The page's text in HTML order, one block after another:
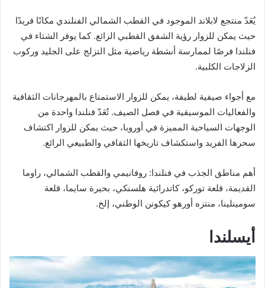
يُعَدّ منتجع لابلاند الموجود في القطب الشمالي الفنلندي مكانًا فريدًا
حيث يمكن للزوار رؤية الشفق القطبي الرائع. كما يوفر الشتاء في
فنلندا فرصًا لممارسة أنشطة رياضية مثل التزلج على الجليد وركوب
الزلاجات الكلبية.
مع أجواء صيفية لطيفة، يمكن للزوار الاستمتاع بالمهرجانات الثقافية
والفعاليات الموسيقية في فصل الصيف. تُعَدّ فنلندا واحدة من
الوجهات السياحية المميزة في أوروبا، حيث يمكن للزوار اكتشاف
سحرها الفريد واستكشاف تاريخها الثقافي والطبيعي الرائع.
أهم مناطق الجذب في فنلندا: روفانيمي والقطب الشمالي، راوما
القديمة، قلعة توركو، كاتدرائية هلسنكي، بحيرة سايما، قلعة
سومينلينا، منتزه أورهو كيكونن الوطني، إلخ.
أيسلندا